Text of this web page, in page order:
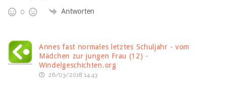
0 Antworten
Annes fast normales letztes Schuljahr - vom
Mädchen zur jungen Frau (12) -
Windelgeschichten.org
26/03/2018 14:43